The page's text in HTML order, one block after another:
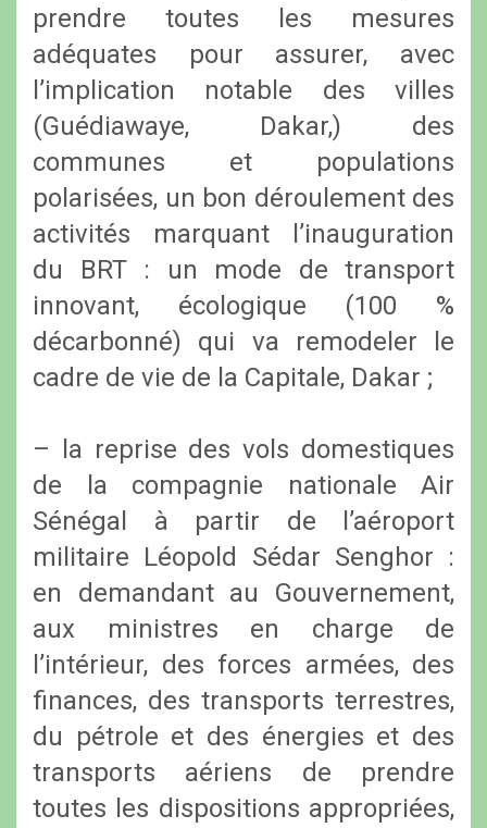
prendre toutes les mesures
adéquates pour assurer, avec
l’implication notable des villes
(Guédiawaye, Dakar,) des
communes et populations
polarisées, un bon déroulement des
activités marquant l’inauguration
du BRT : un mode de transport
innovant, écologique (100 %
décarbonné) qui va remodeler le
cadre de vie de la Capitale, Dakar ;
– la reprise des vols domestiques
de la compagnie nationale Air
Sénégal à partir de l’aéroport
militaire Léopold Sédar Senghor :
en demandant au Gouvernement,
aux ministres en charge de
l’intérieur, des forces armées, des
finances, des transports terrestres,
du pétrole et des énergies et des
transports aériens de prendre
toutes les dispositions appropriées,